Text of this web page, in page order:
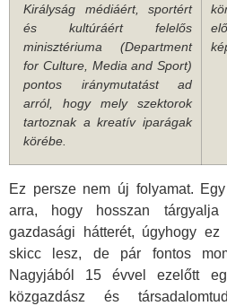
Királyság médiáért, sportért
és kultúráért felelős
minisztériuma (Department
for Culture, Media and Sport)
pontos iránymutatást ad
arról, hogy mely szektorok
tartoznak a kreatív iparágak
körébe.
Ez persze nem új folyamat.
arra, hogy hosszan
gazdasági hátterét, úgyhogy
skicc lesz, de pár fontos
Nagyjából 15 évvel ezelőtt
közgazdász és